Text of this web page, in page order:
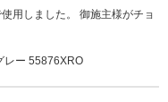
用しました。 御施主様がチョ
レー 55876XRO